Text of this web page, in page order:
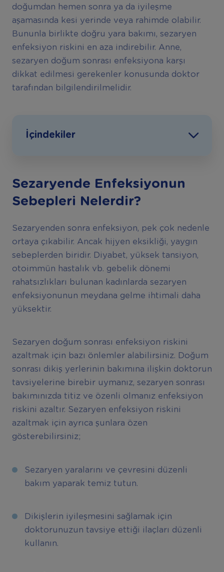
doğumdan hemen sonra ya da iyileşme
aşamasında kesi yerinde veya rahimde olabilir.
Bununla birlikte doğru yara bakımı, sezaryen
enfeksiyon riskini en aza indirebilir. Anne,
sezaryen doğum sonrası enfeksiyona karşı
dikkat edilmesi gerekenler konusunda doktor
tarafından bilgilendirilmelidir.
İçindekiler
Sezaryende Enfeksiyonun
Sebepleri Nelerdir?
Sezaryenden sonra enfeksiyon, pek çok nedenle
ortaya çıkabilir. Ancak hijyen eksikliği, yaygın
sebeplerden biridir. Diyabet, yüksek tansiyon,
otoimmün hastalık vb. gebelik dönemi
rahatsızlıkları bulunan kadınlarda sezaryen
enfeksiyonunun meydana gelme ihtimali daha
yüksektir.
Sezaryen doğum sonrası enfeksiyon riskini
azaltmak için bazı önlemler alabilirsiniz. Doğum
sonrası dikiş yerlerinin bakımına ilişkin doktorun
tavsiyelerine birebir uymanız, sezaryen sonrası
bakımınızda titiz ve özenli olmanız enfeksiyon
riskini azaltır. Sezaryen enfeksiyon riskini
azaltmak için ayrıca şunlara özen
gösterebilirsiniz;
Sezaryen yaralarını ve çevresini düzenli
bakım yaparak temiz tutun.
Dikişlerin iyileşmesini sağlamak için
doktorunuzun tavsiye ettiği ilaçları düzenli
kullanın.